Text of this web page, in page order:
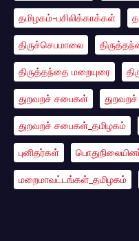
தமிழகம்-பசிலிக்காக்கள்
திருச்செபமாலை
திருத்தந்தை மறையுரை
துறவறச் சபைகள்
துறவறச் சபைகள்_தமிழகம்
புனிதர்கள்
மறைமாவட்டங்கள்_தமிழகம்